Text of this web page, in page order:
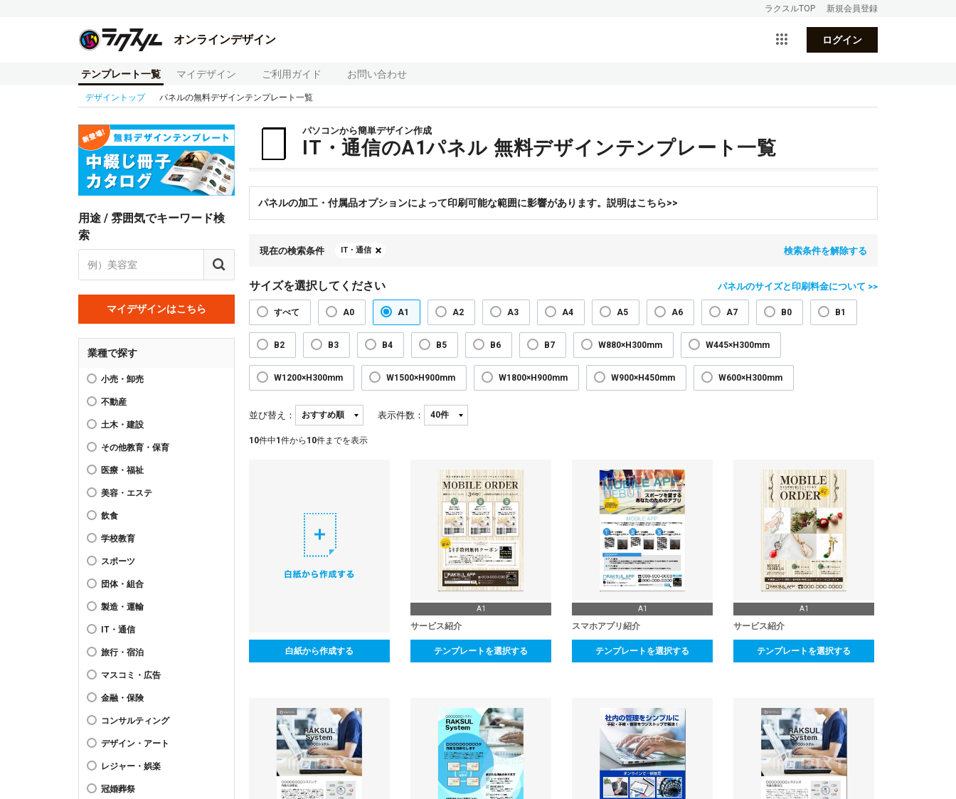
ラクスルTOP 新規会員登録
オンラインデザイン ログイン
テンプレート一覧 マイデザイン ご利用ガイド お問い合わせ
デザイントップ パネルの無料デザインテンプレート一覧
用途 / 雰囲気でキーワード検
索
マイデザインはこちら
業種で探す
小売・卸売
不動産
土木・建設
その他教育・保育
医療・福祉
美容・エステ
飲食
学校教育
スポーツ
団体・組合
製造・運輸
IT・通信
旅行・宿泊
マスコミ・広告
金融・保険
コンサルティング
デザイン・アート
レジャー・娯楽
冠婚葬祭
パソコンから簡単デザイン作成
IT・通信のA1パネル 無料デザインテンプレート一覧
パネルの加工・付属品オプションによって印刷可能な範囲に影響があります。説明はこちら>>
現在の検索条件 IT・通信 検索条件を解除する
サイズを選択してください パネルのサイズと印刷料金について >>
すべて A0 A1 A2 A3 A4 A5 A6 A7 B0 B1
B2 B3 B4 B5 B6 B7 W880×H300mm W445×H300mm
W1200×H300mm W1500×H900mm W1800×H900mm W900×H450mm W600×H300mm
並び替え： 表示件数：
10件中1 件から 10件までを表示
白紙から作成する
A1
サービス紹介
テンプレートを選択する
A1
スマホアプリ紹介
テンプレートを選択する
A1
サービス紹介
テンプレートを選択する